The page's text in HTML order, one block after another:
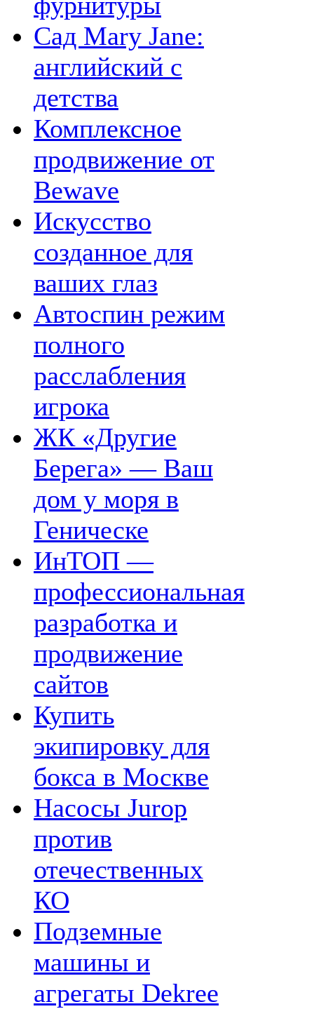
Сад Mary Jane:
английский с
детства
Комплексное
продвижение от
Bewave
Искусство
созданное для
ваших глаз
Автоспин режим
полного
расслабления
игрока
ЖК «Другие
Берега» — Ваш
дом у моря в
Геническе
ИнТОП —
профессиональная
разработка и
продвижение
сайтов
Купить
экипировку для
бокса в Москве
Насосы Jurop
против
отечественных
КО
Подземные
машины и
агрегаты Dekree